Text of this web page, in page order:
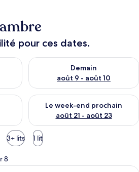
pour ces dates.
ce soir août 8 - août 9
Demain
août 9 - août 10
Vérifier la disponibilité pour
ce week-end août 14 - août 16
Le week-end prochain
août 21 - août 23
Vérifier la disponibilité pour
3+ lits 1 lit
8
Comfort Double Room With Lake